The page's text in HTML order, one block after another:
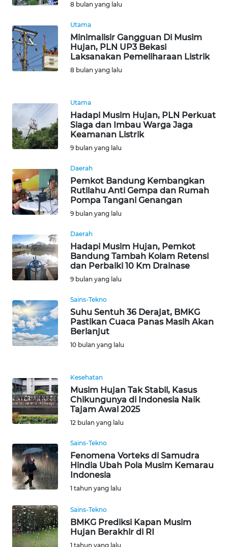
8 bulan yang lalu
Utama
Minimalisir Gangguan Di Musim
Hujan, PLN UP3 Bekasi
Laksanakan Pemeliharaan Listrik
8 bulan yang lalu
Utama
Hadapi Musim Hujan, PLN Perkuat
Siaga dan Imbau Warga Jaga
Keamanan Listrik
9 bulan yang lalu
Daerah
Pemkot Bandung Kembangkan
Rutilahu Anti Gempa dan Rumah
Pompa Tangani Genangan
9 bulan yang lalu
Daerah
Hadapi Musim Hujan, Pemkot
Bandung Tambah Kolam Retensi
dan Perbaiki 10 Km Drainase
9 bulan yang lalu
Sains-Tekno
Suhu Sentuh 36 Derajat, BMKG
Pastikan Cuaca Panas Masih Akan
Berlanjut
10 bulan yang lalu
Kesehatan
Musim Hujan Tak Stabil, Kasus
Chikungunya di Indonesia Naik
Tajam Awal 2025
12 bulan yang lalu
Sains-Tekno
Fenomena Vorteks di Samudra
Hindia Ubah Pola Musim Kemarau
Indonesia
1 tahun yang lalu
Sains-Tekno
BMKG Prediksi Kapan Musim
Hujan Berakhir di RI
1 tahun yang lalu
BANTEN
WN
NTT
WN
PAPUA
PAPUA
BARAT
WN
WN
SERAMBI
JAMBI
WN
SULTRA
WN
SULTENG
SULBAR
WN
BABEL
WN
SUMBAR